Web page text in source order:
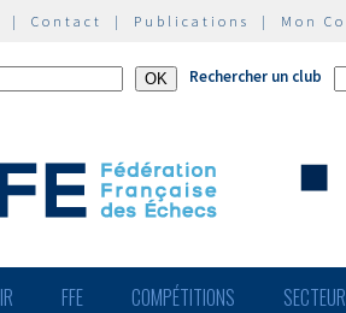
| Contact | Publications | Mon
Rechercher un club
FFE COMPÉTITIONS